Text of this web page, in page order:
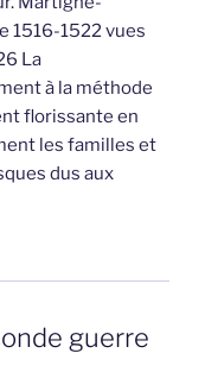
1516-1522 vues
La
à la méthode
florissante en
les familles et
dus aux
guerre